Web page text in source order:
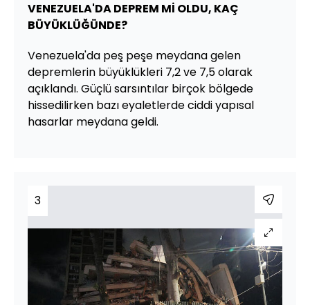
VENEZUELA'DA DEPREM Mİ OLDU, KAÇ
BÜYÜKLÜĞÜNDE?
Venezuela'da peş peşe meydana gelen
depremlerin büyüklükleri 7,2 ve 7,5 olarak
açıklandı. Güçlü sarsıntılar birçok bölgede
hissedilirken bazı eyaletlerde ciddi yapısal
hasarlar meydana geldi.
3